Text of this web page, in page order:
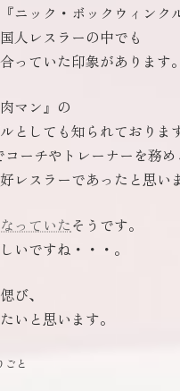
ニック・ボックウィンク
人レスラーの中でも
っていた印象があります。
マン』の
としても知られておりま
ーチやトレーナーを務
レスラーであったと思い
っていたそうです。
いですね・・・。
び、
いと思います。
ごと